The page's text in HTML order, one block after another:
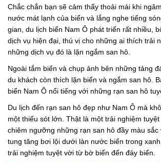
Chắc chắn bạn sẽ cảm thấy thoải mái khi
nước mát lạnh của biển và lắng nghe tiếng
gian, du lịch biển Nam Ô phát triển rất nhiều,
dịch vụ hiện đại, thú vị cho những ai thích trải
những dịch vụ đó là lặn ngắm san hô.
Ngoài tắm biển và chụp ảnh bên những tảng
du khách còn thích lặn biển và ngắm san hô.
biển Nam Ô nổi tiếng với những rạn san hô
Du lịch đến rạn san hô đẹp như Nam Ô mà
một thiếu sót lớn. Thật là một trải nghiệm
chiêm ngưỡng những rạn san hô đầy màu sắc
tung tăng bơi lội dưới làn nước biển trong
trải nghiệm tuyệt vời từ bờ biển đến đáy biển.